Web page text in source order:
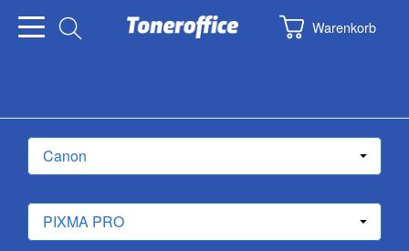
Warenkorb